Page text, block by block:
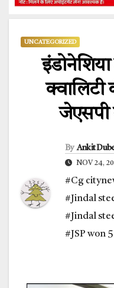
UNCATEGORIZED
क्वालिटी
जेएसपी
By Ankit
NOV 24,
#Cg
#Jindal
#Jindal
#JSP won